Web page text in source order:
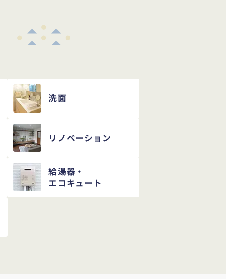
洗面
リノベーション
給湯器・
エコキュート